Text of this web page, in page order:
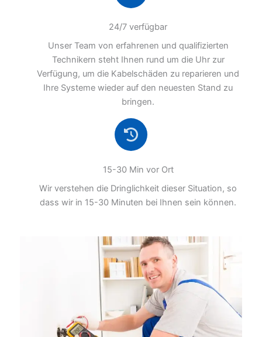
24/7 verfügbar
Unser Team von erfahrenen und qualifizierten
Technikern steht Ihnen rund um die Uhr zur
Verfügung, um die Kabelschäden zu reparieren und
Ihre Systeme wieder auf den neuesten Stand zu
bringen.
15-30 Min vor Ort
Wir verstehen die Dringlichkeit dieser Situation, so
dass wir in 15-30 Minuten bei Ihnen sein können.